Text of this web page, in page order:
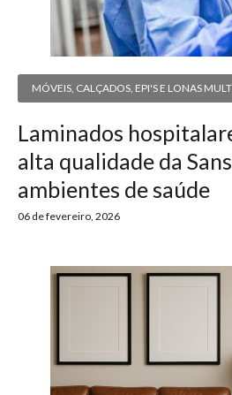
MÓVEIS, CALÇADOS, EPI'S E LONAS
Laminados
alta qualidade da
ambientes de saúde
06 de fevereiro, 2026